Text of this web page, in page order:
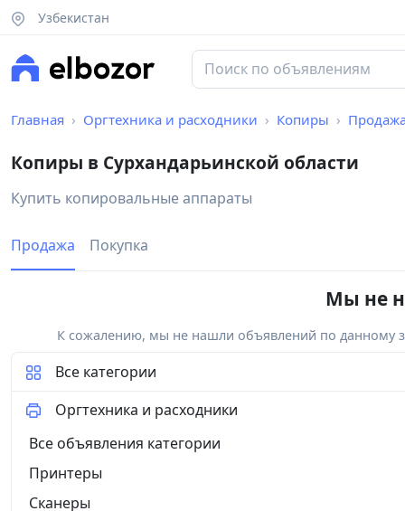
Узбекистан
Главная Оргтехника и расходники Копиры
Копиры в Сурхандарьинской области
Купить копировальные аппараты
Продажа Покупка
Мы не
К сожалению, мы не нашли объявлений по данному
Все категории
Оргтехника и расходники
Все объявления категории
Принтеры
Сканеры